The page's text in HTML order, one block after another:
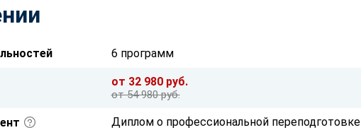
6 программ
от 32 980 руб.
от 54 980 руб.
Диплом о профессиональной переподготовке